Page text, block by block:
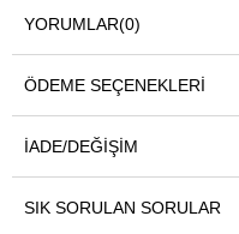
YORUMLAR(0)
ÖDEME SEÇENEKLERI
İADE/DEĞIŞIM
SIK SORULAN SORULAR